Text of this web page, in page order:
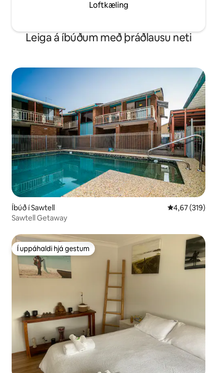
Loftkæling
Leiga á íbúðum með þráðlausu neti
Íbúð í Sawtell 4,67 af 5 í
4,67 (319)
Sawtell Getaway
Í uppáhaldi hjá gestum
Í uppáhaldi hjá gestum